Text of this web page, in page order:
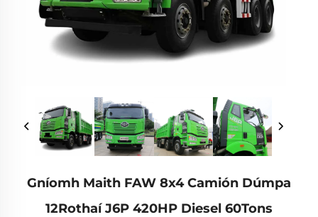
Gníomh Maith FAW 8x4 Camión Dúmpa
12Rothaí J6P 420HP Diesel 60Tons